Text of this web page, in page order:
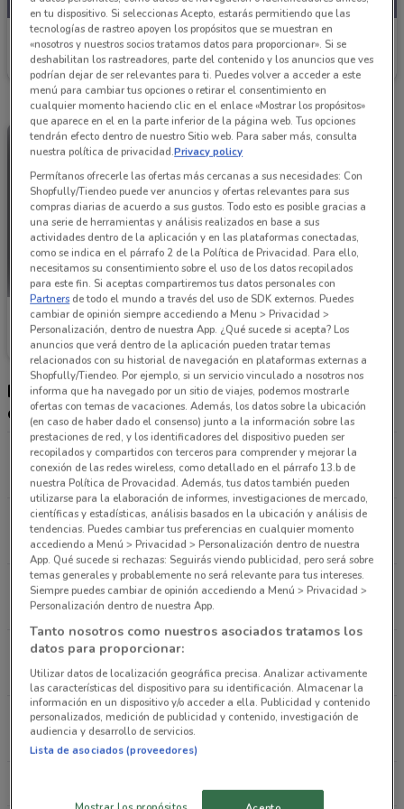
Refaccionaria California
Caduca el 31/08 3.8 km
Refaccionaria California
Caduca el 31/08 3.8 km
Distribuidores Refaccionaria California más
cercanas
Sevilla 214 , Benito Juárez (cdmx)
3.8 km
Camino Real a Toluca 487, Álvaro Obregón (cdmx)
3.9 km
Saratoga 306, Benito Juárez (cdmx)
3.9 km
Av. Marina Nacional 181, Miguel Hidalgo
5.1 km
Rafael Heliodoro Valle 434, Venustiano Carranza
5.2 km
en tu dispositivo. Si seleccionas Acepto, estarás permitiendo que las
tecnologías de rastreo apoyen los propósitos que se muestran en
«nosotros y nuestros socios tratamos datos para proporcionar». Si se
deshabilitan los rastreadores, parte del contenido y los anuncios que ves
podrían dejar de ser relevantes para ti. Puedes volver a acceder a este
menú para cambiar tus opciones o retirar el consentimiento en
cualquier momento haciendo clic en el enlace «Mostrar los propósitos»
que aparece en el en la parte inferior de la página web. Tus opciones
tendrán efecto dentro de nuestro Sitio web. Para saber más, consulta
nuestra política de privacidad.Privacy policy
Permítanos ofrecerle las ofertas más cercanas a sus necesidades: Con
Shopfully/Tiendeo puede ver anuncios y ofertas relevantes para sus
compras diarias de acuerdo a sus gustos. Todo esto es posible gracias a
una serie de herramientas y análisis realizados en base a sus
actividades dentro de la aplicación y en las plataformas conectadas,
como se indica en el párrafo 2 de la Política de Privacidad. Para ello,
necesitamos su consentimiento sobre el uso de los datos recopilados
para este fin. Si aceptas compartiremos tus datos personales con
Partners de todo el mundo a través del uso de SDK externos. Puedes
cambiar de opinión siempre accediendo a Menu > Privacidad >
Personalización, dentro de nuestra App. ¿Qué sucede si acepta? Los
anuncios que verá dentro de la aplicación pueden tratar temas
relacionados con su historial de navegación en plataformas externas a
Shopfully/Tiendeo. Por ejemplo, si un servicio vinculado a nosotros nos
informa que ha navegado por un sitio de viajes, podemos mostrarle
ofertas con temas de vacaciones. Además, los datos sobre la ubicación
(en caso de haber dado el consenso) junto a la información sobre las
prestaciones de red, y los identificadores del dispositivo pueden ser
recopilados y compartidos con terceros para comprender y mejorar la
conexión de las redes wireless, como detallado en el párrafo 13.b de
nuestra Política de Provacidad. Además, tus datos también pueden
utilizarse para la elaboración de informes, investigaciones de mercado,
científicas y estadísticas, análisis basados en la ubicación y análisis de
tendencias. Puedes cambiar tus preferencias en cualquier momento
accediendo a Menú > Privacidad > Personalización dentro de nuestra
App. Qué sucede si rechazas: Seguirás viendo publicidad, pero será sobre
temas generales y probablemente no será relevante para tus intereses.
Siempre puedes cambiar de opinión accediendo a Menú > Privacidad >
Personalización dentro de nuestra App.
Tanto nosotros como nuestros asociados tratamos los
datos para proporcionar:
Utilizar datos de localización geográfica precisa. Analizar activamente
las características del dispositivo para su identificación. Almacenar la
información en un dispositivo y/o acceder a ella. Publicidad y contenido
personalizados, medición de publicidad y contenido, investigación de
audiencia y desarrollo de servicios.
Lista de asociados (proveedores)